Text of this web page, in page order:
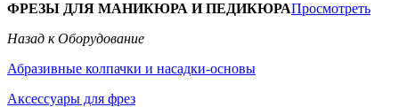
ФРЕЗЫ ДЛЯ МАНИКЮРА И ПЕДИКЮРАПросмотреть
Назад к Оборудование
Абразивные колпачки и насадки-основы
Аксессуары для фрез